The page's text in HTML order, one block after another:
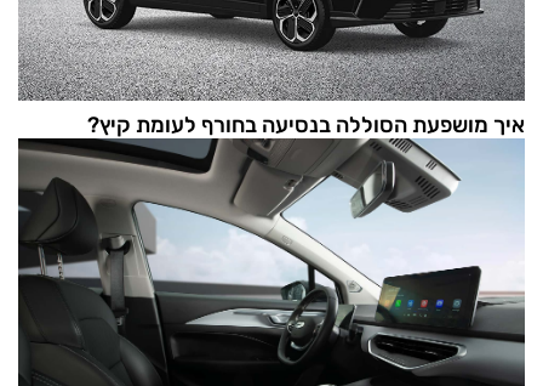
איך מושפעת הסוללה בנסיעה בחורף לעומת קיץ?